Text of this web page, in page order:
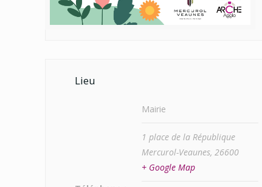
Lieu
Mairie
1 place de la République
Mercurol-Veaunes, 26600
+ Google Map